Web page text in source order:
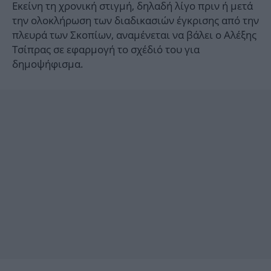
Εκείνη τη χρονική στιγμή, δηλαδή λίγο πριν ή μετά
την ολοκλήρωση των διαδικασιών έγκρισης από την
πλευρά των Σκοπίων, αναμένεται να βάλει ο Αλέξης
Τσίπρας σε εφαρμογή το σχέδιό του για
δημοψήφισμα.